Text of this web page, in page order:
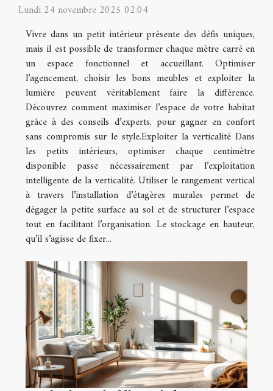
Lundi 24 novembre 2025 02:04
Vivre dans un petit intérieur présente des défis uniques,
mais il est possible de transformer chaque mètre carré en
un espace fonctionnel et accueillant. Optimiser
l’agencement, choisir les bons meubles et exploiter la
lumière peuvent véritablement faire la différence.
Découvrez comment maximiser l’espace de votre habitat
grâce à des conseils d’experts, pour gagner en confort
sans compromis sur le style.Exploiter la verticalité Dans
les petits intérieurs, optimiser chaque centimètre
disponible passe nécessairement par l’exploitation
intelligente de la verticalité. Utiliser le rangement vertical
à travers l’installation d’étagères murales permet de
dégager la petite surface au sol et de structurer l’espace
tout en facilitant l’organisation. Le stockage en hauteur,
qu’il s’agisse de fixer...